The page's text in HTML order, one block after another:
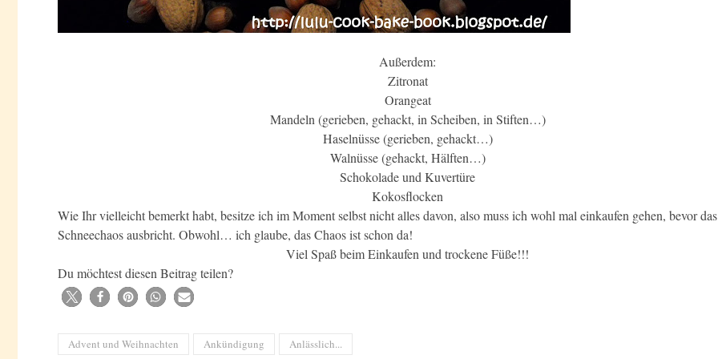
Außerdem:
Zitronat
Orangeat
Mandeln (gerieben, gehackt, in Scheiben, in Stiften…)
Haselnüsse (gerieben, gehackt…)
Walnüsse (gehackt, Hälften…)
Schokolade und Kuvertüre
Kokosflocken
Wie Ihr vielleicht bemerkt habt, besitze ich im Moment selbst nicht alles davon, also muss ich wohl mal einkaufen gehen, bevor
Schneechaos ausbricht. Obwohl… ich glaube, das Chaos ist schon da!
Viel Spaß beim Einkaufen und trockene Füße!!!
Du möchtest diesen Beitrag teilen?
Advent und Weihnachten Ankündigung Anlässlich...